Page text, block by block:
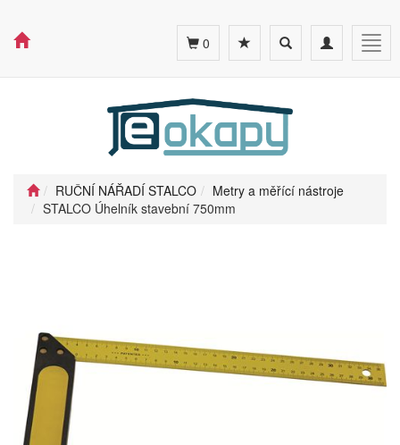
Toggle
navigation
Toggle
search
0
RUČNÍ NÁŘADÍ STALCO
Metry a měřící nástroje
STALCO Úhelník stavební 750mm